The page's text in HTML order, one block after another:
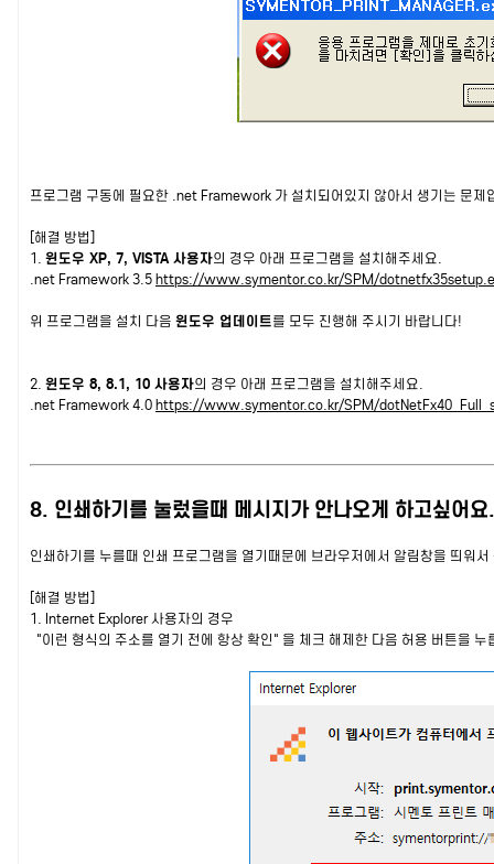
프로그램 구동에 필요한 .net Framework 가 설치되어있지 않아서 생기는 문제
[해결 방법]
1. 윈도우 XP, 7, VISTA 사용자의 경우 아래 프로그램을 설치해주세요.
.net Framework 3.5 https://www.symentor.co.kr/SPM/
위 프로그램을 설치 다음 윈도우 업데이트를 모두 진행해 주시기 바랍니다!
2. 윈도우 8, 8.1, 10 사용자의 경우 아래 프로그램을 설치해주세요.
.net Framework 4.0 https://www.symentor.co.kr/SPM/
8. 인쇄하기를 눌렀을때 메시지가 안나오게 하고싶어요.
인쇄하기를 누를때 인쇄 프로그램을 열기때문에 브라우저에서 알림창을 띄워
[해결 방법]
1. Internet Explorer 사용자의 경우
"이런 형식의 주소를 열기 전에 항상 확인" 을 체크 해제한 다음 허용 버튼을 누